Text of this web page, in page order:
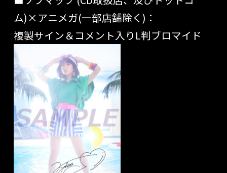
ム)×アニメガ(一部店舗除く)：
複製サイン＆コメント入りL判ブロマイド